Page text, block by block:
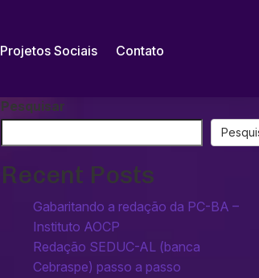
Projetos Sociais Contato
Pesquisar
Recent Posts
Gabaritando a redação da PC-BA –
Instituto AOCP
Redação SEDUC-AL (banca
Cebraspe) passo a passo